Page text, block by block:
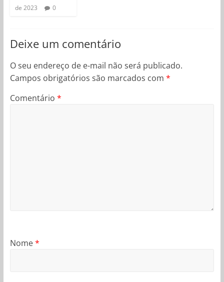
de 2023
0
Deixe um comentário
O seu endereço de e-mail não será publicado.
Campos obrigatórios são marcados com *
Comentário *
Nome*